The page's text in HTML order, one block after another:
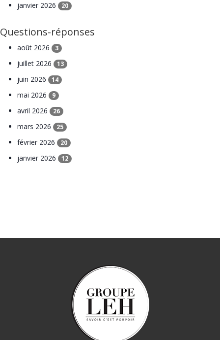
janvier 2026 20
Questions-réponses
août 2026 3
juillet 2026 13
juin 2026 14
mai 2026 9
avril 2026 26
mars 2026 25
février 2026 20
janvier 2026 12